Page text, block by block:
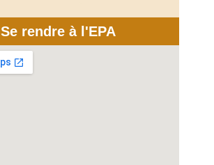
Se rendre à l'EPA